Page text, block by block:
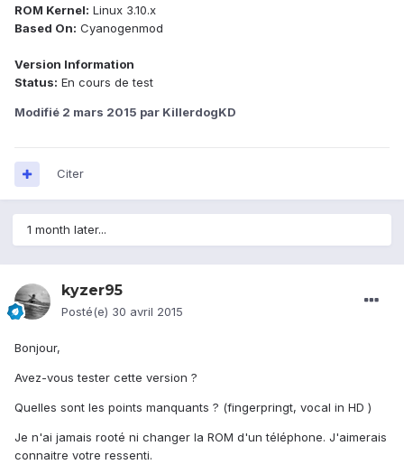
ROM Kernel: Linux 3.10.x
Based On: Cyanogenmod
Version Information
Status: En cours de test
Modifié 2 mars 2015 par KillerdogKD
Citer
1 month later...
kyzer95
Posté(e) 30 avril 2015
Bonjour,
Avez-vous tester cette version ?
Quelles sont les points manquants ? (fingerpringt, vocal in HD )
Je n'ai jamais rooté ni changer la ROM d'un téléphone. J'aimerais
connaitre votre ressenti.